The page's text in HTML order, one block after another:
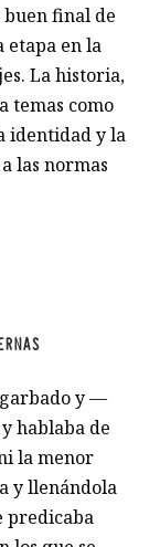
buen final de
etapa en la
La historia,
temas como
identidad y la
las normas
y —
hablaba de
la menor
y llenándola
predicaba